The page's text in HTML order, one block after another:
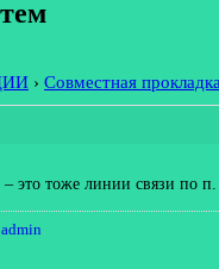
› Совместная
тоже линии связи по
admin.